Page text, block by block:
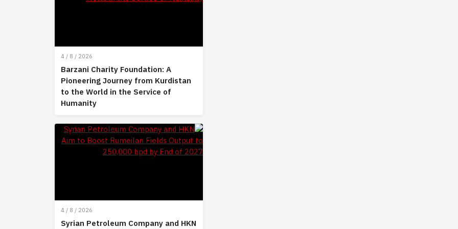
4 / 8 / 2026
Barzani Charity Foundation: A
Pioneering Journey from Kurdistan
to the World in the Service of
Humanity
4 / 8 / 2026
Syrian Petroleum Company and HKN